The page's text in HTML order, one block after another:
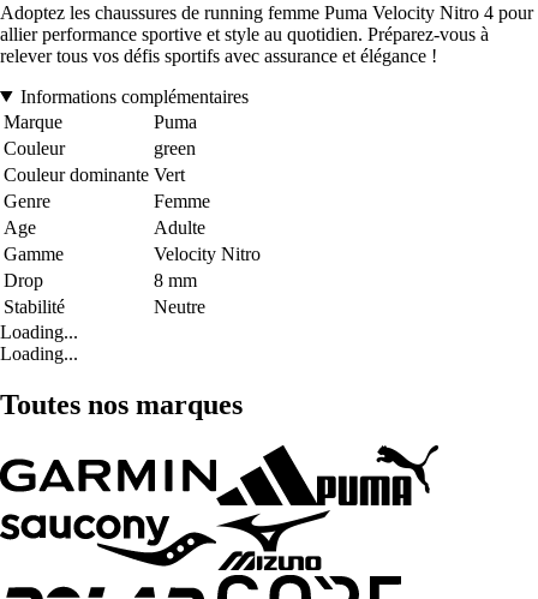
Adoptez les chaussures de running femme Puma Velocity Nitro 4 pour
allier performance sportive et style au quotidien. Préparez-vous à
relever tous vos défis sportifs avec assurance et élégance !
Informations complémentaires
Marque
Puma
Couleur
green
Couleur dominante Vert
Genre
Femme
Age
Adulte
Gamme
Velocity Nitro
Drop
8 mm
Stabilité
Neutre
Loading...
Loading...
Toutes nos marques